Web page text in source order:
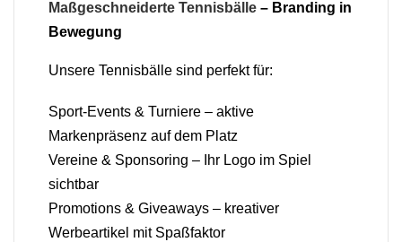
Maßgeschneiderte Tennisbälle – Branding in
Bewegung
Unsere Tennisbälle sind perfekt für:
Sport-Events & Turniere – aktive
Markenpräsenz auf dem Platz
Vereine & Sponsoring – Ihr Logo im Spiel
sichtbar
Promotions & Giveaways – kreativer
Werbeartikel mit Spaßfaktor